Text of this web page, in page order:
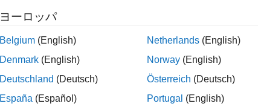
of 302,028
ヨーロッパ
Belgium (English)
Denmark (English)
Deutschland (Deutsch)
España (Español)
Netherlands (English)
Norway (English)
Österreich (Deutsch)
Portugal (English)